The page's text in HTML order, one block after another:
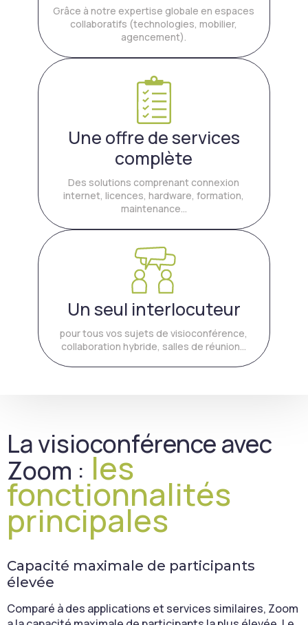
Grâce à notre expertise globale en espaces
collaboratifs (technologies, mobilier,
agencement).
Une offre de services
complète
Des solutions comprenant connexion
internet, licences, hardware, formation,
maintenance…
Un seul interlocuteur
pour tous vos sujets de visioconférence,
collaboration hybride, salles de réunion…
La visioconférence avec
Zoom : les
fonctionnalités
principales
Capacité maximale de participants
élevée
Comparé à des applications et services similaires, Zoom